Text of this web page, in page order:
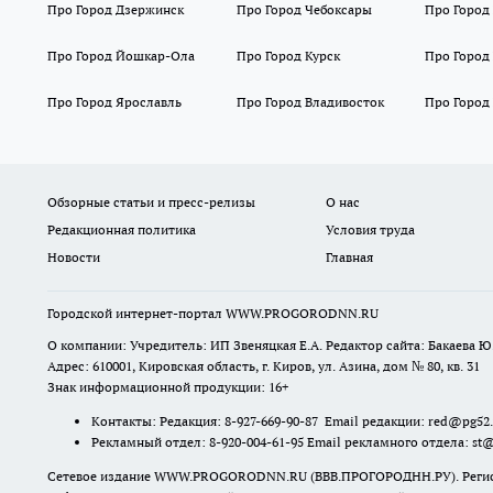
Про Город Дзержинск Про Город Чебоксары Про Город
Про Город Йошкар-Ола Про Город Курск Про
Про Город Ярославль Про Город Владивосток Про Город
Обзорные статьи и пресс-релизы О нас
Редакционная политика
Условия труда
Новости
Главная
Городской интернет-портал WWW.PROGORODNN.RU
О компании: Учредитель: ИП Звеняцкая Е.А. Редактор сайта: Бакаева
Адрес: 610001, Кировская область, г. Киров, ул. Азина, дом № 80, кв. 31
Знак информационной продукции: 16+
Контакты: Редакция: 8-927-669-90-87 Email редакции:
Рекламный отдел: 8-920-004-61-95 Email рекламного отдела:
Сетевое издание WWW.PROGORODNN.RU (ВВВ.ПРОГОРОДНН.РУ).